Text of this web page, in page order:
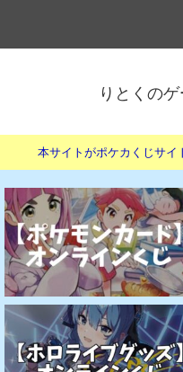
りとくの
本サイトがポケカくじサイ